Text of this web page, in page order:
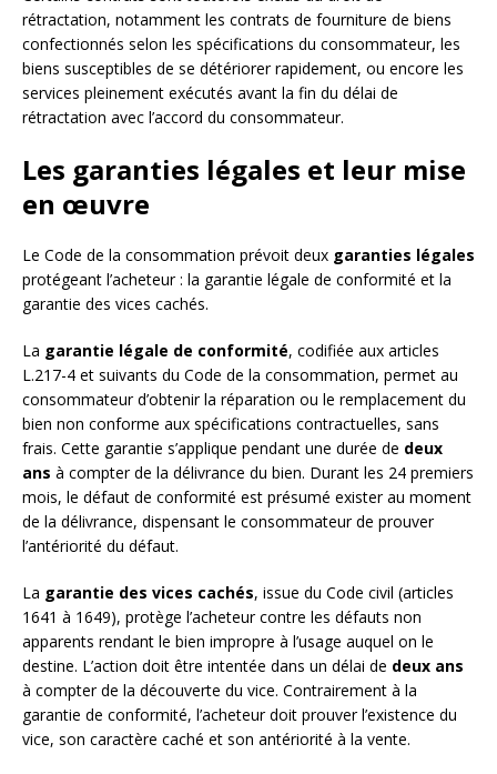
rétractation, notamment les contrats de fourniture de biens
confectionnés selon les spécifications du consommateur, les
biens susceptibles de se détériorer rapidement, ou encore les
services pleinement exécutés avant la fin du délai de
rétractation avec l’accord du consommateur.
Les garanties légales et leur mise
en œuvre
Le Code de la consommation prévoit deux garanties légales
protégeant l’acheteur : la garantie légale de conformité et la
garantie des vices cachés.
La garantie légale de conformité, codifiée aux articles
L.217-4 et suivants du Code de la consommation, permet au
consommateur d’obtenir la réparation ou le remplacement du
bien non conforme aux spécifications contractuelles, sans
frais. Cette garantie s’applique pendant une durée de deux
ans à compter de la délivrance du bien. Durant les 24 premiers
mois, le défaut de conformité est présumé exister au moment
de la délivrance, dispensant le consommateur de prouver
l’antériorité du défaut.
La garantie des vices cachés, issue du Code civil (articles
1641 à 1649), protège l’acheteur contre les défauts non
apparents rendant le bien impropre à l’usage auquel on le
destine. L’action doit être intentée dans un délai de deux ans
à compter de la découverte du vice. Contrairement à la
garantie de conformité, l’acheteur doit prouver l’existence du
vice, son caractère caché et son antériorité à la vente.